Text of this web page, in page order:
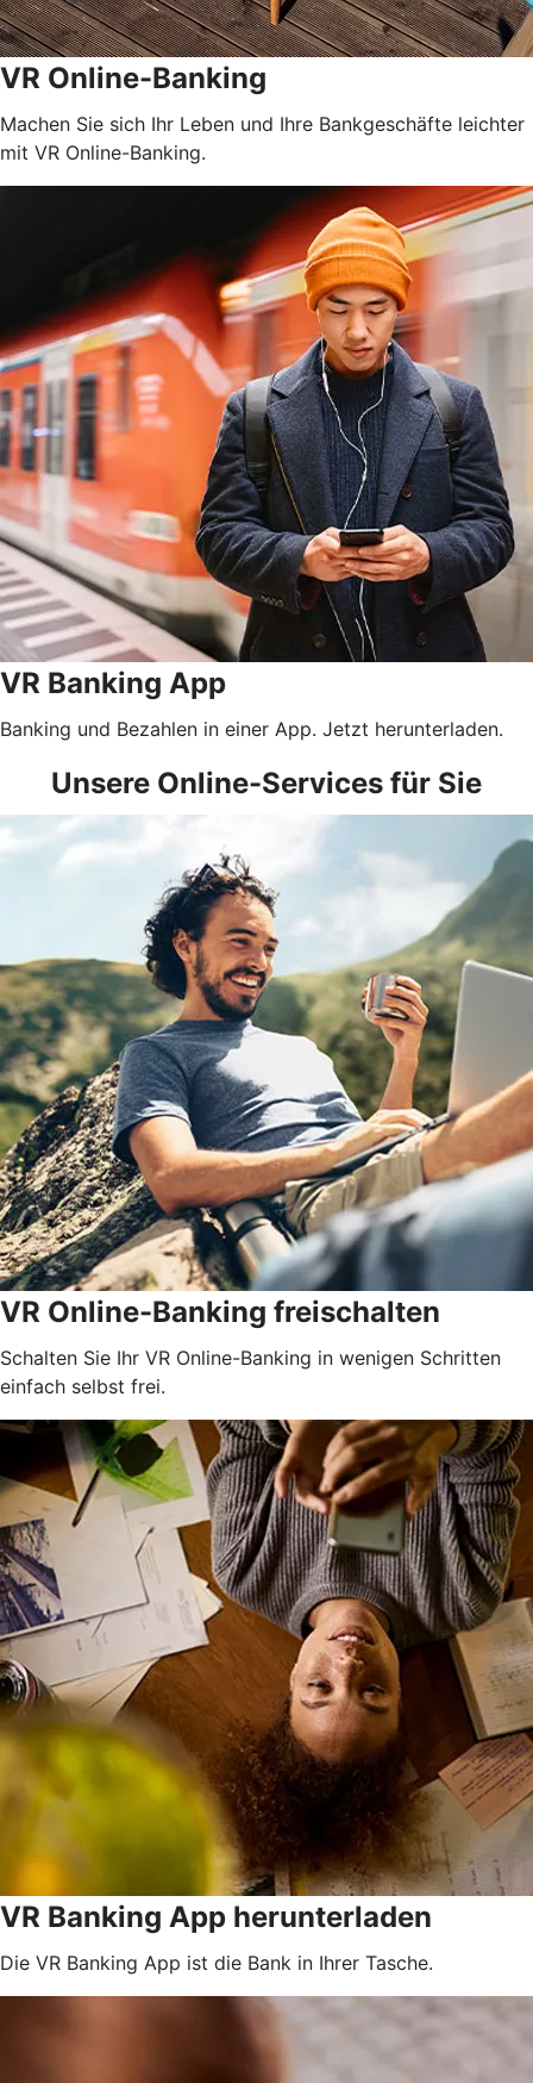
VR Online-Banking
Machen Sie sich Ihr Leben und Ihre Bankgeschäfte leichter
mit VR Online-Banking.
VR Banking App
Banking und Bezahlen in einer App. Jetzt herunterladen.
Unsere Online-Services für Sie
VR Online-Banking freischalten
Schalten Sie Ihr VR Online-Banking in wenigen Schritten
einfach selbst frei.
VR Banking App herunterladen
Die VR Banking App ist die Bank in Ihrer Tasche.